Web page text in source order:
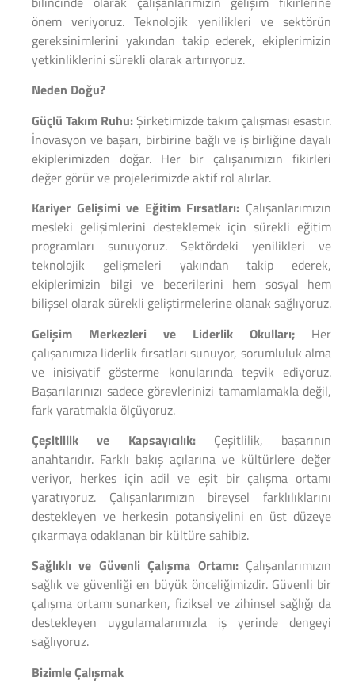
önem veriyoruz. Teknolojik yenilikleri ve sektörün
gereksinimlerini yakından takip ederek, ekiplerimizin
yetkinliklerini sürekli olarak artırıyoruz.
Neden Doğu?
Güçlü Takım Ruhu:Şirketimizde takım çalışması esastır.
İnovasyon ve başarı, birbirine bağlı ve iş birliğine dayalı
ekiplerimizden doğar. Her bir çalışanımızın fikirleri
değer görür ve projelerimizde aktif rol alırlar.
Kariyer Gelişimi ve Eğitim Fırsatları: Çalışanlarımızın
mesleki gelişimlerini desteklemek için sürekli eğitim
programları sunuyoruz. Sektördeki yenilikleri ve
teknolojik gelişmeleri yakından takip ederek,
ekiplerimizin bilgi ve becerilerini hem sosyal hem
bilişsel olarak sürekli geliştirmelerine olanak sağlıyoruz.
Gelişim Merkezleri ve Liderlik Okulları; Her
çalışanımıza liderlik fırsatları sunuyor, sorumluluk alma
ve inisiyatif gösterme konularında teşvik ediyoruz.
Başarılarınızı sadece görevlerinizi tamamlamakla değil,
fark yaratmakla ölçüyoruz.
Çeşitlilik ve Kapsayıcılık:Çeşitlilik, başarının
anahtarıdır. Farklı bakış açılarına ve kültürlere değer
veriyor, herkes için adil ve eşit bir çalışma ortamı
yaratıyoruz. Çalışanlarımızın bireysel farklılıklarını
destekleyen ve herkesin potansiyelini en üst düzeye
çıkarmaya odaklanan bir kültüre sahibiz.
Sağlıklı ve Güvenli Çalışma Ortamı:Çalışanlarımızın
sağlık ve güvenliği en büyük önceliğimizdir. Güvenli bir
çalışma ortamı sunarken, fiziksel ve zihinsel sağlığı da
destekleyen uygulamalarımızla iş yerinde dengeyi
sağlıyoruz.
Bizimle Çalışmak